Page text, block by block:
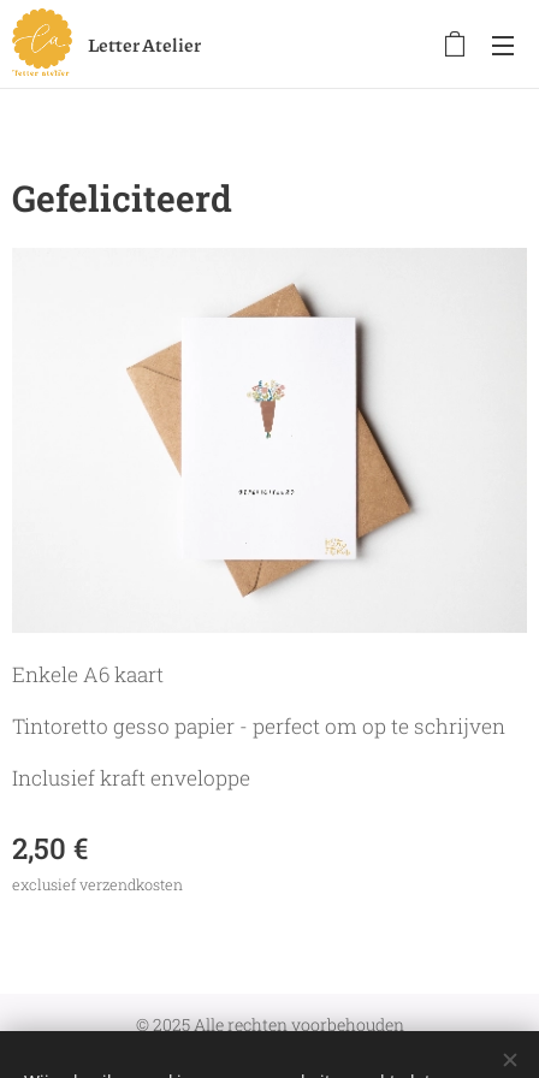
Letter Atelier
Gefeliciteerd
Enkele A6 kaart
Tintoretto gesso papier - perfect om op te schrijven
Inclusief kraft enveloppe
2,50 €
exclusief verzendkosten
© 2025 Alle rechten voorbehouden